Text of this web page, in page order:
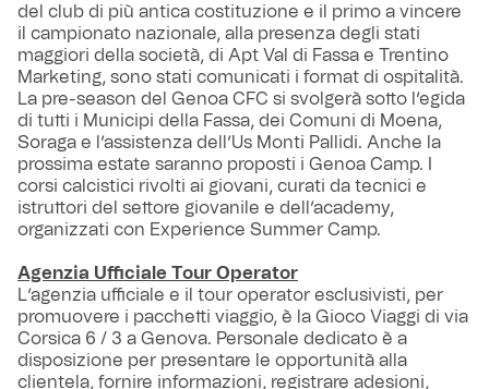
del club di più antica costituzione e il primo a vincere
il campionato nazionale, alla presenza degli stati
maggiori della società, di Apt Val di Fassa e Trentino
Marketing, sono stati comunicati i format di ospitalità.
La pre-season del Genoa CFC si svolgerà sotto l’egida
di tutti i Municipi della Fassa, dei Comuni di Moena,
Soraga e l’assistenza dell’Us Monti Pallidi. Anche la
prossima estate saranno proposti i Genoa Camp. I
corsi calcistici rivolti ai giovani, curati da tecnici e
istruttori del settore giovanile e dell’academy,
organizzati con Experience Summer Camp.
Agenzia Ufficiale Tour Operator
L’agenzia ufficiale e il tour operator esclusivisti, per
promuovere i pacchetti viaggio, è la Gioco Viaggi di via
Corsica 6 / 3 a Genova. Personale dedicato è a
disposizione per presentare le opportunità alla
clientela, fornire informazioni, registrare adesioni,